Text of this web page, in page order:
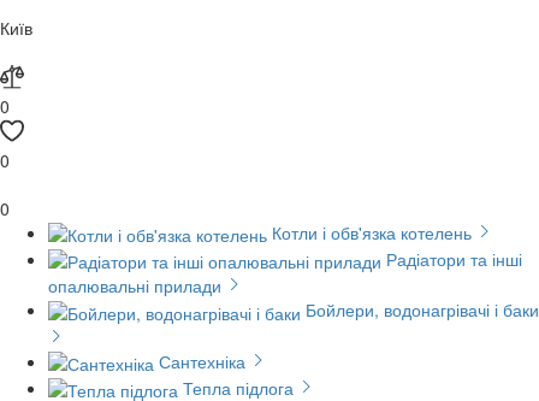
Київ
0
0
0
Котли і обв'язка котелень
Радіатори та інші
опалювальні прилади
Бойлери, водонагрівачі і баки
Сантехніка
Тепла підлога